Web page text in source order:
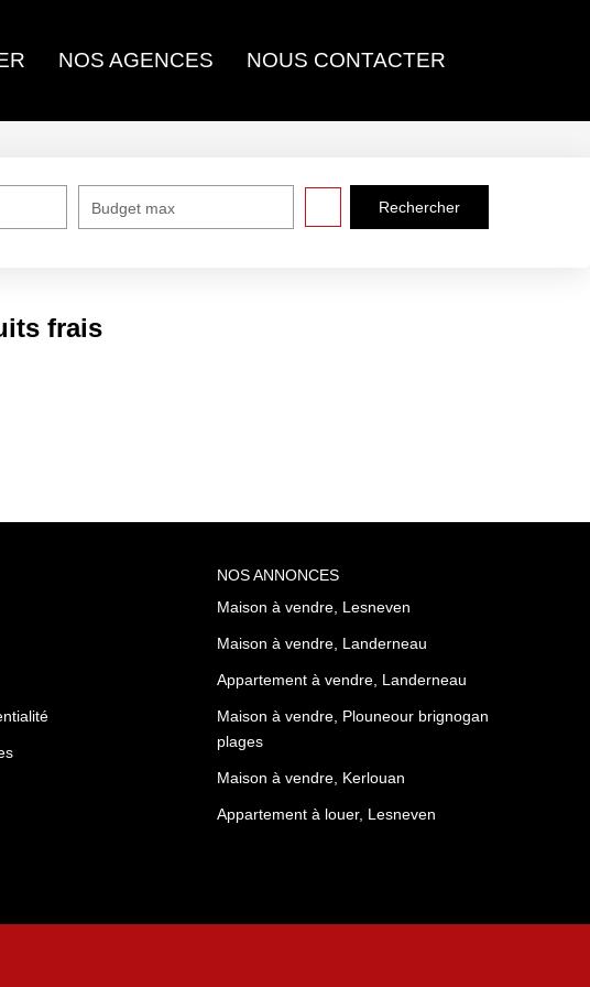
NOS AGENCES NOUS CONTACTER
Budget max
frais
NOS ANNONCES
Maison à vendre, Lesneven
Maison à vendre, Landerneau
Appartement à vendre, Landerneau
Maison à vendre, Plouneour brignogan plages
Maison à vendre, Kerlouan
Appartement à louer, Lesneven